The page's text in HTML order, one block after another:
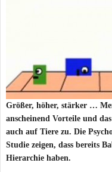
Größer, höher, stärker …
anscheinend Vorteile und
auch auf Tiere zu. Die
Studie zeigen, dass bereits
Hierarchie haben.